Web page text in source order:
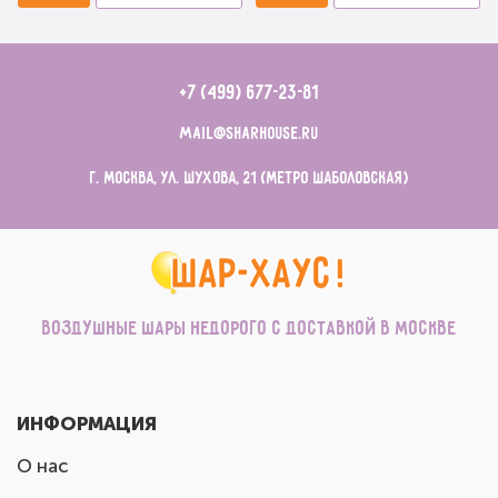
+7 (499) 677-23-81
mail@sharhouse.ru
г. Москва, ул. Шухова, 21 (метро Шаболовская)
Воздушные шары недорого с доставкой в Москве
ИНФОРМАЦИЯ
О нас